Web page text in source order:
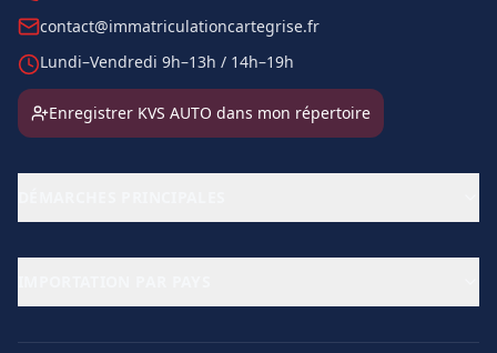
contact@immatriculationcartegrise.fr
Lundi–Vendredi 9h–13h / 14h–19h
Enregistrer KVS AUTO dans mon répertoire